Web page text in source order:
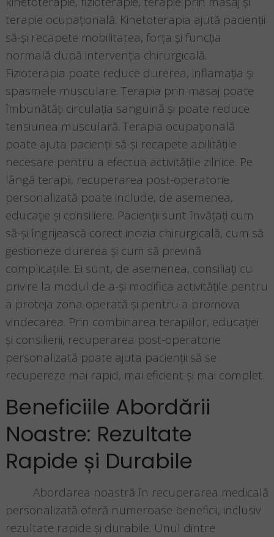
terapie ocupațională. Kinetoterapia ajută pacienții
să-și recapete mobilitatea, forța și funcția
normală după intervenția chirurgicală.
Fizioterapia poate reduce durerea, inflamația și
spasmele musculare. Terapia prin masaj poate
îmbunătăți circulația sanguină și poate reduce
tensiunea musculară. Terapia ocupațională
poate ajuta pacienții să-și recapete abilitățile
necesare pentru a efectua activitățile zilnice. Pe
lângă terapii, recuperarea post-operatorie
personalizată poate include, de asemenea,
educație și consiliere. Pacienții sunt învățați cum
să-și îngrijească corect incizia chirurgicală, cum să
gestioneze durerea și cum să prevină
complicațiile. Ei sunt, de asemenea, consiliați cu
privire la modul de a-și modifica activitățile pentru
a proteja zona operată și pentru a promova
vindecarea. Prin combinarea terapiilor, educației
și consilierii, recuperarea post-operatorie
personalizată poate ajuta pacienții să se
recupereze mai rapid, mai eficient și mai complet.
Beneficiile Abordării
Noastre: Rezultate
Rapide și Durabile
Abordarea noastră în recuperarea medicală
personalizată oferă numeroase beneficii, inclusiv
rezultate rapide și durabile. Unul dintre